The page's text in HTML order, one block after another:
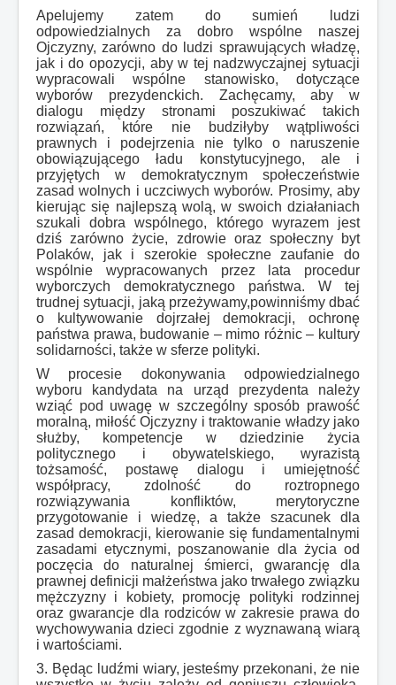
Apelujemy zatem do sumień ludzi
odpowiedzialnych za dobro wspólne naszej
Ojczyzny, zarówno do ludzi sprawujących władzę,
jak i do opozycji, aby w tej nadzwyczajnej sytuacji
wypracowali wspólne stanowisko, dotyczące
wyborów prezydenckich. Zachęcamy, aby w
dialogu między stronami poszukiwać takich
rozwiązań, które nie budziłyby wątpliwości
prawnych i podejrzenia nie tylko o naruszenie
obowiązującego ładu konstytucyjnego, ale i
przyjętych w demokratycznym społeczeństwie
zasad wolnych i uczciwych wyborów. Prosimy, aby
kierując się najlepszą wolą, w swoich działaniach
szukali dobra wspólnego, którego wyrazem jest
dziś zarówno życie, zdrowie oraz społeczny byt
Polaków, jak i szerokie społeczne zaufanie do
wspólnie wypracowanych przez lata procedur
wyborczych demokratycznego państwa. W tej
trudnej sytuacji, jaką przeżywamy,powinniśmy dbać
o kultywowanie dojrzałej demokracji, ochronę
państwa prawa, budowanie – mimo różnic – kultury
solidarności, także w sferze polityki.
W procesie dokonywania odpowiedzialnego
wyboru kandydata na urząd prezydenta należy
wziąć pod uwagę w szczególny sposób prawość
moralną, miłość Ojczyzny i traktowanie władzy jako
służby, kompetencje w dziedzinie życia
politycznego i obywatelskiego, wyrazistą
tożsamość, postawę dialogu i umiejętność
współpracy, zdolność do roztropnego
rozwiązywania konfliktów, merytoryczne
przygotowanie i wiedzę, a także szacunek dla
zasad demokracji, kierowanie się fundamentalnymi
zasadami etycznymi, poszanowanie dla życia od
poczęcia do naturalnej śmierci, gwarancję dla
prawnej definicji małżeństwa jako trwałego związku
mężczyzny i kobiety, promocję polityki rodzinnej
oraz gwarancje dla rodziców w zakresie prawa do
wychowywania dzieci zgodnie z wyznawaną wiarą
i wartościami.
3. Będąc ludźmi wiary, jesteśmy przekonani, że nie